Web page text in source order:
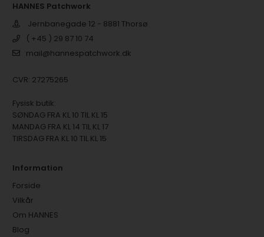
HANNES Patchwork
Jernbanegade 12 - 8881 Thorsø
( +45 ) 29 87 10 74
mail@hannespatchwork.dk
CVR: 27275265
Fysisk butik:
SØNDAG FRA KL 10 TIL KL 15
MANDAG FRA KL 14 TIL KL 17
TIRSDAG FRA KL 10 TIL KL 15
Information
Forside
Vilkår
Om HANNES
Blog